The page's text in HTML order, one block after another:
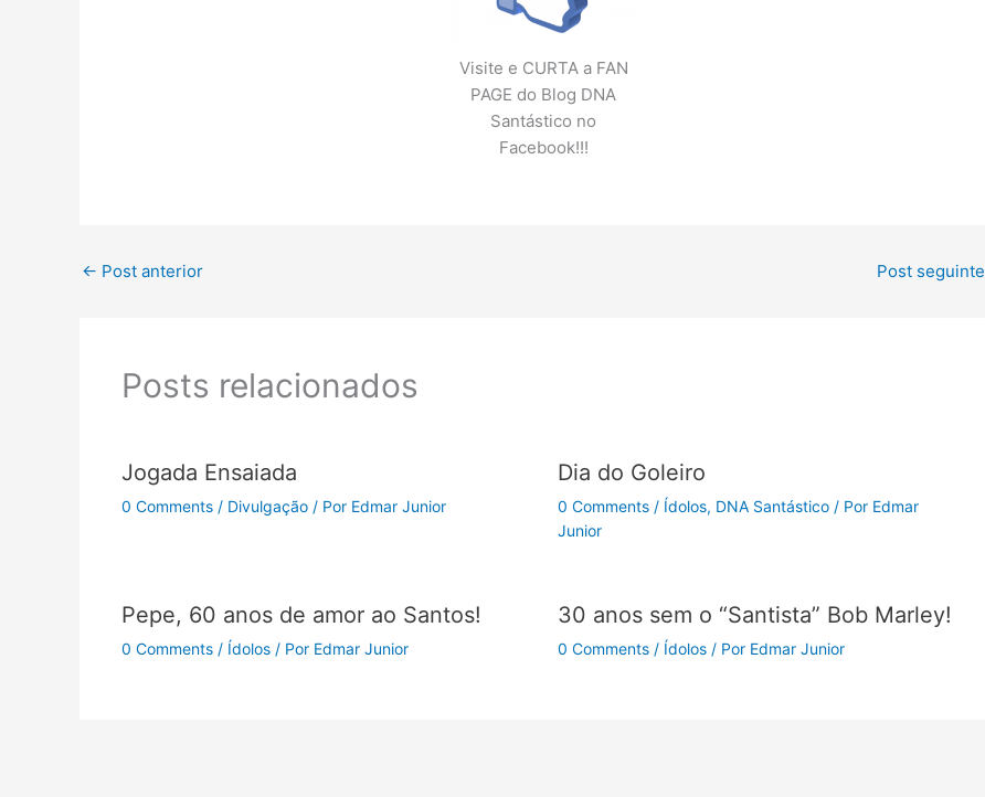
Visite e CURTA a FAN
PAGE do Blog DNA
Santástico no
Facebook!!!
← Post anterior Post seguinte
Posts relacionados
Jogada Ensaiada
0 Comments / Divulgação/ Por Edmar Junior
Dia do Goleiro
0 Comments / Ídolos, DNA Santástico/ Por Edmar
Junior
Pepe, 60 anos de amor ao Santos!
0 Comments / Ídolos/ Por Edmar Junior
30 anos sem o “Santista” Bob Marley!
0 Comments / Ídolos/ Por Edmar Junior